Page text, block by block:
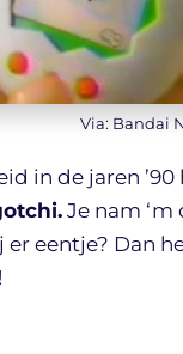
Via: Bandai
in de jaren ’90
Je nam ‘m
er eentje? Dan